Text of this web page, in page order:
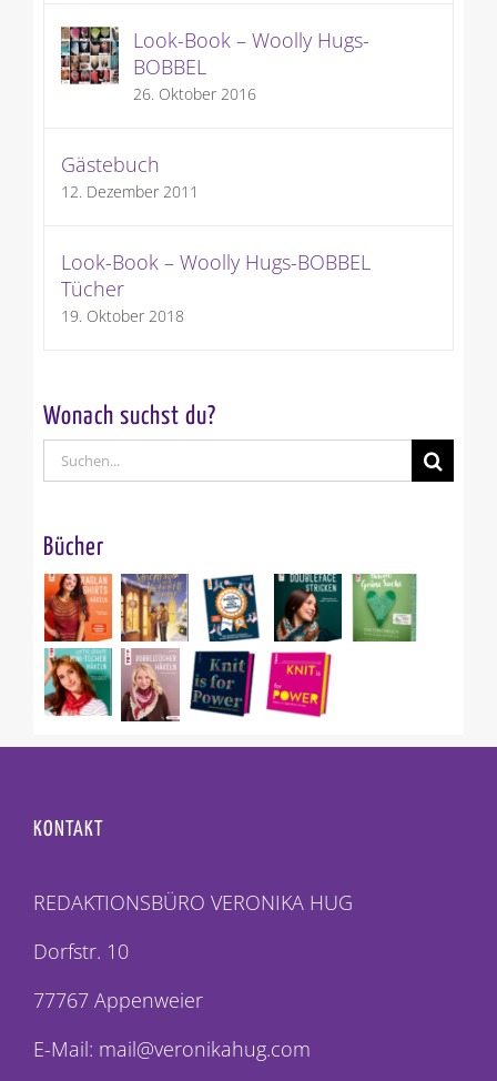
Look-Book – Woolly Hugs-
BOBBEL
26. Oktober 2016
Gästebuch
12. Dezember 2011
Look-Book – Woolly Hugs-BOBBEL
Tücher
19. Oktober 2018
Wonach suchst du?
Suche
nach:
Bücher
KONTAKT
REDAKTIONSBÜRO VERONIKA HUG
Dorfstr. 10
77767 Appenweier
E-Mail: mail@veronikahug.com